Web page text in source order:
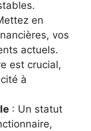
en
vos
actuels.
est crucial,
à
: Un statut